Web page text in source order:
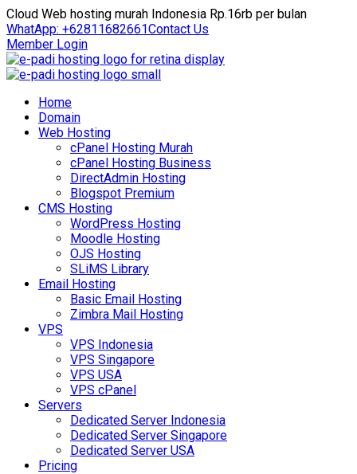
Cloud Web hosting murah Indonesia Rp.16rb per bulan
WhatApp: +62811682661Contact Us
Member Login
Home
Domain
Web Hosting
cPanel Hosting Murah
cPanel Hosting Business
DirectAdmin Hosting
Blogspot Premium
CMS Hosting
WordPress Hosting
Moodle Hosting
OJS Hosting
SLiMS Library
Email Hosting
Basic Email Hosting
Zimbra Mail Hosting
VPS
VPS Indonesia
VPS Singapore
VPS USA
VPS cPanel
Servers
Dedicated Server Indonesia
Dedicated Server Singapore
Dedicated Server USA
Pricing